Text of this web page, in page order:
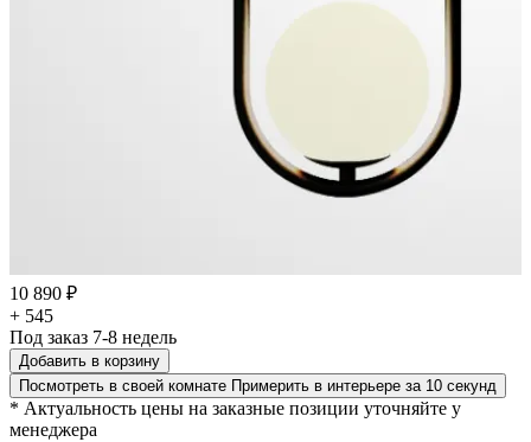
10 890 ₽
+ 545
Под заказ 7-8 недель
Добавить в корзину
Посмотреть в своей комнате Примерить в интерьере за 10 секунд
* Актуальность цены на заказные позиции уточняйте у
менеджера